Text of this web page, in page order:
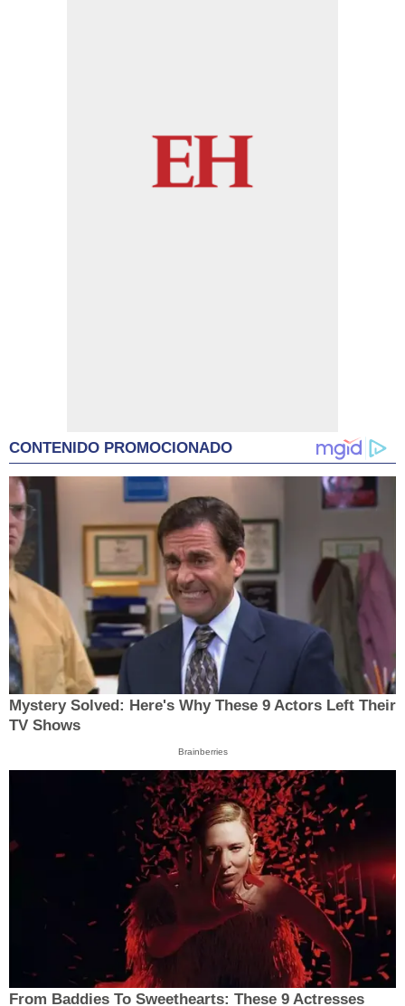
CONTENIDO PROMOCIONADO
Mystery Solved: Here's Why These 9 Actors Left Their
TV Shows
Brainberries
From Baddies To Sweethearts: These 9 Actresses